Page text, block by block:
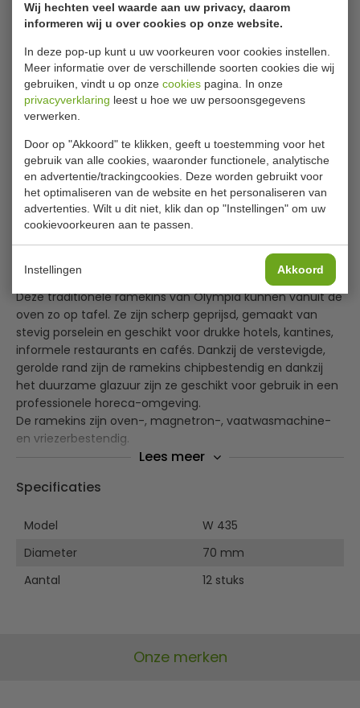
Wij hechten veel waarde aan uw privacy, daarom
informeren wij u over cookies op onze website.
In deze pop-up kunt u uw voorkeuren voor cookies instellen.
Meer informatie over de verschillende soorten cookies die wij
gebruiken, vindt u op onze cookies pagina. In onze
privacyverklaring leest u hoe we uw persoonsgegevens
verwerken.
Door op "Akkoord" te klikken, geeft u toestemming voor het
gebruik van alle cookies, waaronder functionele, analytische
en advertentie/trackingcookies. Deze worden gebruikt voor
het optimaliseren van de website en het personaliseren van
advertenties. Wilt u dit niet, klik dan op "Instellingen" om uw
cookievoorkeuren aan te passen.
Instellingen Akkoord
Levertijd
Op voorraad (1 - 2
werkdagen)
€ 22,39 | Voordeel € 1,39
€ 21,00
€25,41 incl. btw
In winkelwagentje
Ofbetaal8,47 in 3 termijnen
Olympia Whiteware ramekins diameter 7 cm per 12 stuks
Deze traditionele ramekins van Olympia kunnen vanuit de
oven zo op tafel. Ze zijn scherp geprijsd, gemaakt van
stevig porselein en geschikt voor drukke hotels, kantines,
informele restaurants en cafés. Dankzij de verstevigde,
gerolde rand zijn de ramekins chipbestendig en dankzij
het duurzame glazuur zijn ze geschikt voor gebruik in een
professionele horeca-omgeving.
De ramekins zijn oven-, magnetron-, vaatwasmachine-
en vriezerbestendig.
vriezerbestendig
Sterke vitrokwaliteit, hitte- en schokbestendig
Lees meer
Specificaties
Model
W 435
Diameter
70 mm
Aantal
12 stuks
Onze merken